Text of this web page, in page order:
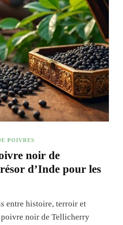
POIVRES
noir de
d’Inde pour les
entre histoire, terroir et
poivre noir de Tellicherry